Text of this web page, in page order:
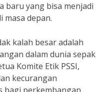
baru yang bisa menjadi
masa depan.
kalah besar adalah
dalam dunia sepak
Komite Etik PSSI,
kecurangan